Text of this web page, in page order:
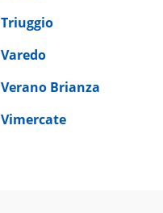
Triuggio
Varedo
Verano Brianza
Vimercate